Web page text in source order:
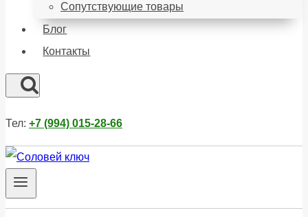
Сопутствующие товары
Блог
Контакты
Тел: +7 (994) 015-28-66